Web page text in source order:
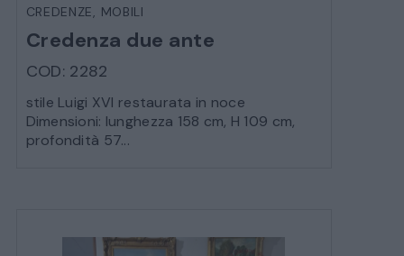
CREDENZE, MOBILI
Credenza due ante
COD: 2282
stile Luigi XVI restaurata in noce
Dimensioni: lunghezza 158 cm, H 109 cm,
profondità 57...